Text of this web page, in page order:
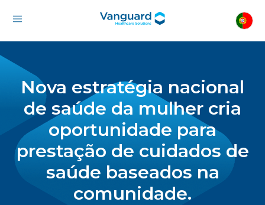
Nova estratégia nacional
de saúde da mulher cria
oportunidade para
prestação de cuidados de
saúde baseados na
comunidade.